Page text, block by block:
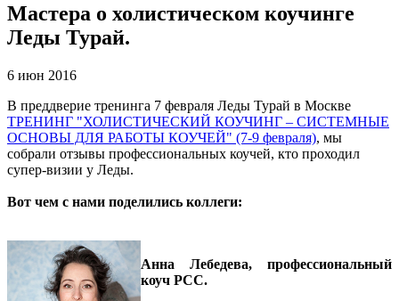
Мастера о холистическом коучинге
Леды Турай.
6 июн 2016
В преддверие тренинга 7 февраля Леды Турай в Москве
ТРЕНИНГ "ХОЛИСТИЧЕСКИЙ КОУЧИНГ – СИСТЕМНЫЕ
ОСНОВЫ ДЛЯ РАБОТЫ КОУЧЕЙ" (7-9 февраля), мы
собрали отзывы профессиональных коучей, кто проходил
супер-визии у Леды.
Вот чем с нами поделились коллеги:
Анна Лебедева, профессиональный
коуч PCC.